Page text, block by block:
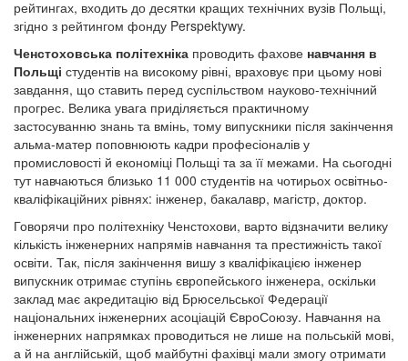
рейтингах, входить до десятки кращих технічних вузів Польщі,
згідно з рейтингом фонду Perspektywy.
Ченстоховська політехніка проводить фахове навчання в
Польщі студентів на високому рівні, враховує при цьому нові
завдання, що ставить перед суспільством науково-технічний
прогрес. Велика увага приділяється практичному
застосуванню знань та вмінь, тому випускники після закінчення
альма-матер поповнюють кадри професіоналів у
промисловості й економіці Польщі та за її межами. На сьогодні
тут навчаються близько 11 000 студентів на чотирьох освітньо-
кваліфікаційних рівнях: інженер, бакалавр, магістр, доктор.
Говорячи про політехніку Ченстохови, варто відзначити велику
кількість інженерних напрямів навчання та престижність такої
освіти. Так, після закінчення вишу з кваліфікацією інженер
випускник отримає ступінь європейського інженера, оскільки
заклад має акредитацію від Брюсельської Федерації
національних інженерних асоціацій ЄвроСоюзу. Навчання на
інженерних напрямках проводиться не лише на польській мові,
а й на англійській, щоб майбутні фахівці мали змогу отримати